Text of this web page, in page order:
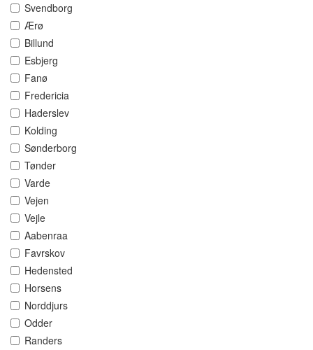
Svendborg
Ærø
Billund
Esbjerg
Fanø
Fredericia
Haderslev
Kolding
Sønderborg
Tønder
Varde
Vejen
Vejle
Aabenraa
Favrskov
Hedensted
Horsens
Norddjurs
Odder
Randers